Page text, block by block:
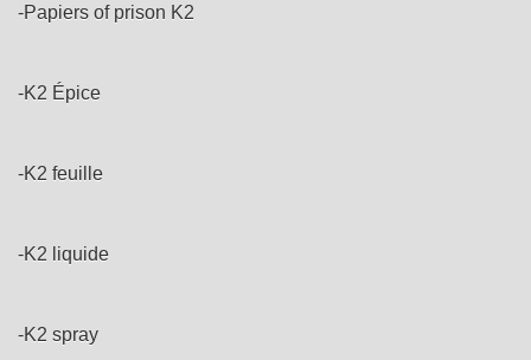
-Papiers of prison K2
-K2 Épice
-K2 feuille
-K2 liquide
-K2 spray